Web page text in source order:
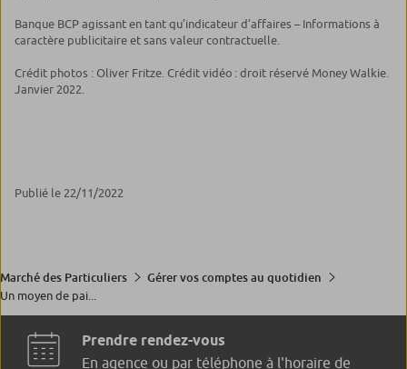
Banque BCP agissant en tant qu’indicateur d’affaires – Informations à
caractère publicitaire et sans valeur contractuelle.
Crédit photos : Oliver Fritze. Crédit vidéo : droit réservé Money Walkie.
Janvier 2022.
Publié le 22/11/2022
Marché des Particuliers
Gérer vos comptes au quotidien
Un moyen de pai...
Prendre rendez-vous
En agence ou par téléphone à l'horaire de